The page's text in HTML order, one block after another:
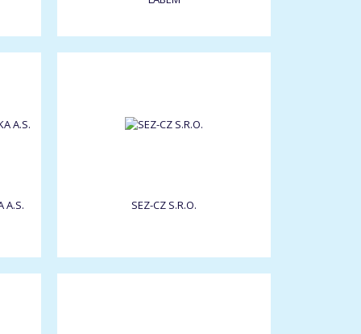
A.S. SEZ-CZ S.R.O.